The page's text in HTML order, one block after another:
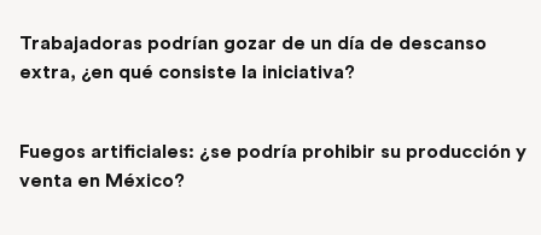
Trabajadoras podrían gozar de un día de descanso
extra, ¿en qué consiste la iniciativa?
Fuegos artificiales: ¿se podría prohibir su producción y
venta en México?